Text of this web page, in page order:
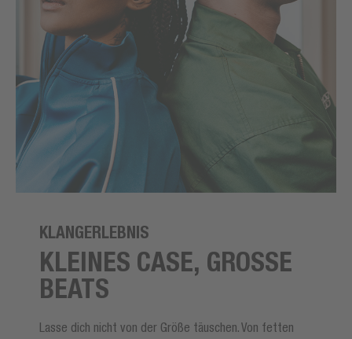
KLANGERLEBNIS
KLEINES CASE, GROSSE B
EATS
Lasse dich nicht von der Größe täuschen. Von fetten